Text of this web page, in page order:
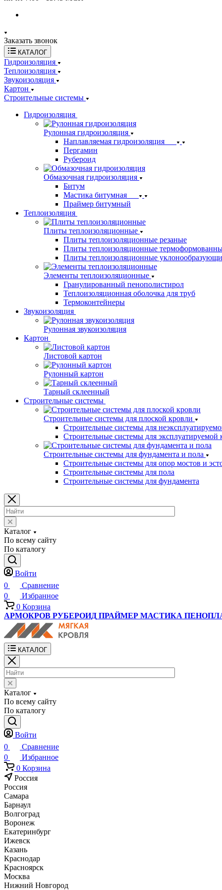
Заказать звонок
КАТАЛОГ
Гидроизоляция
Теплоизоляция
Звукоизоляция
Картон
Строительные системы
Гидроизоляция
Рулонная гидроизоляция
Наплавляемая гидроизоляция
Пергамин
Рубероид
Обмазочная гидроизоляция
Битум
Мастика битумная
Праймер битумный
Теплоизоляция
Плиты теплоизоляционные
Плиты теплоизоляционные резаные
Плиты теплоизоляционные
Плиты теплоизоляционные
Элементы теплоизоляционные
Гранулированный пенополистирол
Теплоизоляционная оболочка для труб
Термоконтейнеры
Звукоизоляция
Рулонная звукоизоляция
Картон
Листовой картон
Рулонный картон
Тарный склеенный
Строительные системы
Строительные системы для плоской кровли
Строительные системы для
Строительные системы для эксплуатируемой
Строительные системы для фундамента и пола
Строительные системы для опор мостов и
Строительные системы для пола
Строительные системы для фундамента
Каталог
По всему сайту
По каталогу
Войти
0
Сравнение
0
Избранное
0 Корзина
АРМОКРОВ РУБЕРОИД ПРАЙМЕР МАСТИКА
КАТАЛОГ
Каталог
По всему сайту
По каталогу
Войти
0
Сравнение
0
Избранное
0 Корзина
Россия
Россия
Самара
Барнаул
Волгоград
Воронеж
Екатеринбург
Ижевск
Казань
Краснодар
Красноярск
Москва
Нижний Новгород